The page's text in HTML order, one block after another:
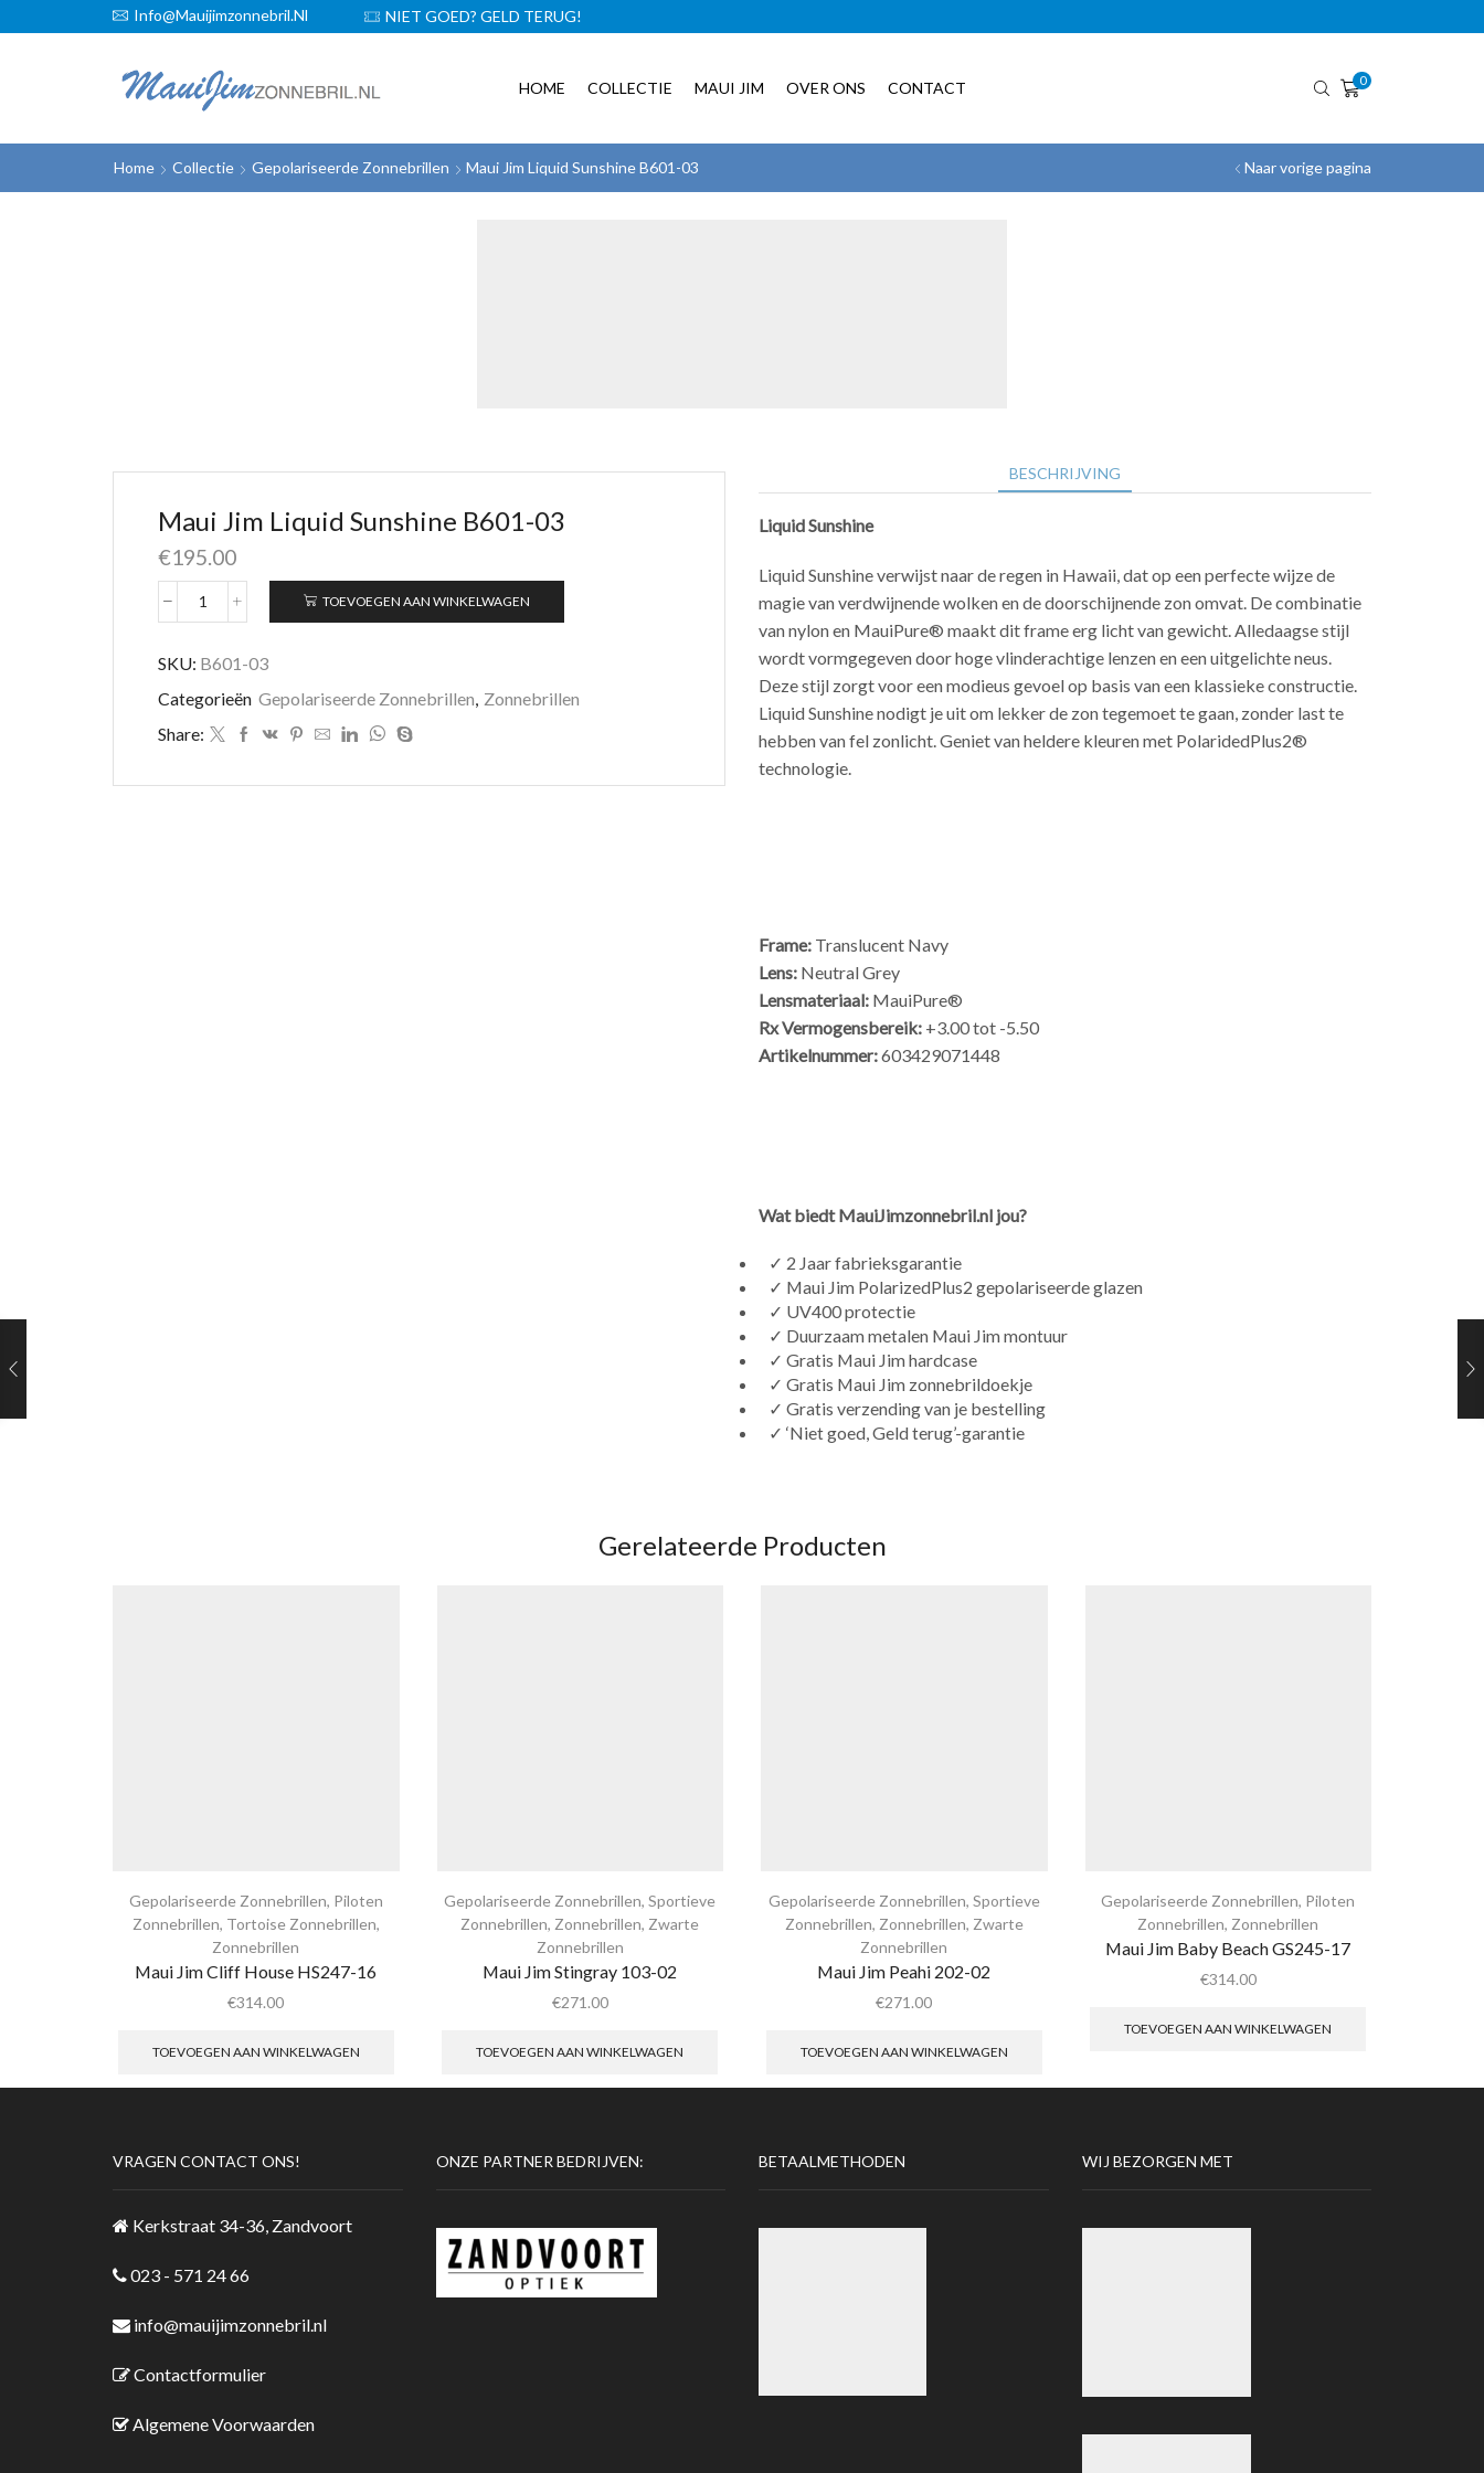
Info@mauijimzonnebril.nl
GRATIS VERZENDING! NIET GOED? GELD TERUG!
HOME COLLECTIE MAUI JIM OVER ONS CONTACT 0
Home Collectie Gepolariseerde Zonnebrillen Maui Jim Liquid Sunshine B601-03 Naar vorige pagina
Maui Jim Liquid Sunshine B601-03
€195.00
Maui
Liquid
Sunshine
B601-
aantal
TOEVOEGEN AAN WINKELWAGEN
SKU: B601-03
Categorieën Gepolariseerde Zonnebrillen Zonnebrillen
Share:
BESCHRIJVING
Liquid Sunshine
Liquid Sunshine verwijst naar de regen in Hawaii, dat op een perfecte wijze de
magie van verdwijnende wolken en de doorschijnende zon omvat. De combinatie
van nylon en MauiPure® maakt dit frame erg licht van gewicht. Alledaagse stijl
wordt vormgegeven door hoge vlinderachtige lenzen en een uitgelichte neus.
Deze stijl zorgt voor een modieus gevoel op basis van een klassieke constructie.
Liquid Sunshine nodigt je uit om lekker de zon tegemoet te gaan, zonder last te
hebben van fel zonlicht. Geniet van heldere kleuren met PolaridedPlus2®
technologie.
Frame: Translucent Navy
Lens: Neutral Grey
Lensmateriaal: MauiPure®
Rx Vermogensbereik: +3.00 tot -5.50
Artikelnummer:603429071448
Wat biedt MauiJimzonnebril.nl jou?
✓ 2 Jaar fabrieksgarantie
✓ Maui Jim PolarizedPlus2 gepolariseerde glazen
✓ UV400 protectie
✓ Duurzaam metalen Maui Jim montuur
✓ Gratis Maui Jim hardcase
✓ Gratis Maui Jim zonnebrildoekje
✓ Gratis verzending van je bestelling
✓ ‘Niet goed, Geld terug’-garantie
Gerelateerde Producten
Gepolariseerde Zonnebrillen, Piloten
Zonnebrillen, Tortoise Zonnebrillen,
Zonnebrillen
Maui Jim Cliff House HS247-16
€314.00
TOEVOEGEN AAN WINKELWAGEN
Gepolariseerde Zonnebrillen,Sportieve
Zonnebrillen, Zonnebrillen, Zwarte
Zonnebrillen
Maui Jim Stingray 103-02
€271.00
TOEVOEGEN AAN WINKELWAGEN
Gepolariseerde Zonnebrillen, Sportieve
Zonnebrillen, Zonnebrillen, Zwarte
Zonnebrillen
Maui Jim Peahi 202-02
€271.00
TOEVOEGEN AAN WINKELWAGEN
Gepolariseerde Zonnebrillen, Piloten
Zonnebrillen, Zonnebrillen
Maui Jim Baby Beach GS245-17
€314.00
TOEVOEGEN AAN WINKELWAGEN
VRAGEN CONTACT ONS!
Kerkstraat 34-36, Zandvoort
023 - 571 24 66
info@mauijimzonnebril.nl
Contactformulier
Algemene Voorwaarden
ONZE PARTNER BEDRIJVEN: BETAALMETHODEN WIJ BEZORGEN MET